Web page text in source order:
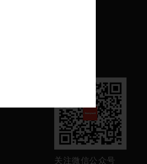
关注微信公众号